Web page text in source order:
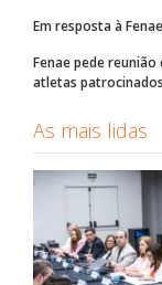
Em resposta à
Fenae pede
atletas patrocinados
As mais lidas